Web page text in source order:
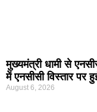
मुख्यमंत्री धामी से
में एनसीसी विस्तार पर
August 6, 2026